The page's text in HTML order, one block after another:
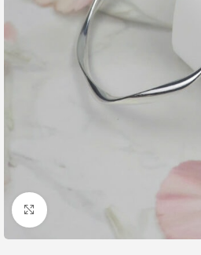
Nhấp để phóng to